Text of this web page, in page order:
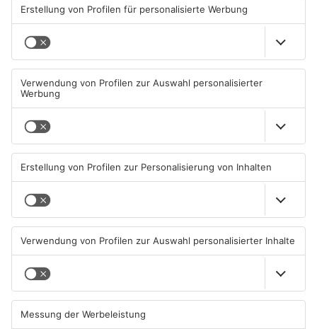
Kein Abschlussfeuerwerk
beim Alzenauer Stadtfest
wegen Trockenheit
07.08.2026, 08:15 UHR IN KREIS
TOPNEWS
Neue Baugrundstücke für
junge Familien in
06.08.2026, 11:39 UHR IN KREIS